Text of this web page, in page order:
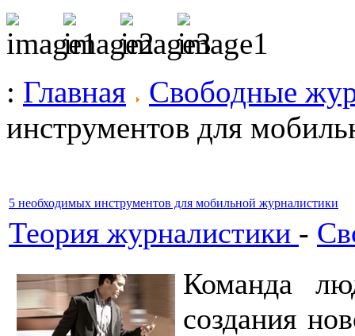
: Главная
Свободные
инструментов для
5 необходимых инструментов для мобильной журналистики
Теория журналистики -
Команда
создания